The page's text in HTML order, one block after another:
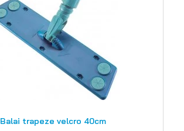
Balai trapeze velcro 40cm